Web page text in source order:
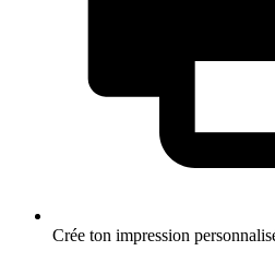
Crée ton impression